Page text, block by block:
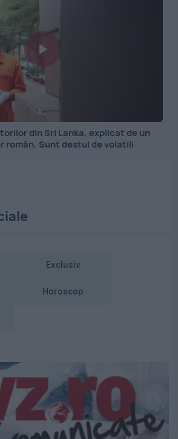
din Sri Lanka, explicat de un
român. Sunt destul de volatili
Exclusiv
Horoscop